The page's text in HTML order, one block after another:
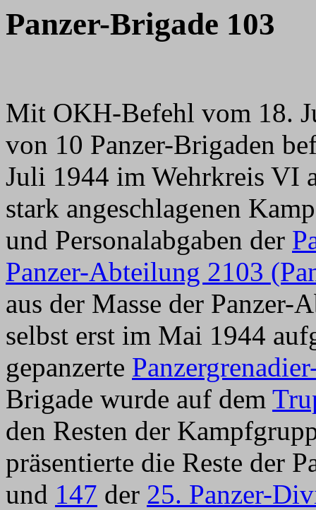
Panzer-Brigade 103
Mit OKH-Befehl vom 18.
von 10 Panzer-Brigaden
Juli 1944 im Wehrkreis VI
stark angeschlagenen
und Personalabgaben der
Panzer-Abteilung 2103
aus der Masse der
selbst erst im Mai 1944
gepanzerte
Brigade wurde auf dem
den Resten der
präsentierte die Reste der
und 147 der 25. Panzer-